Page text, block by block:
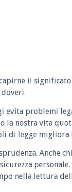
il
evita problemi
la nostra vita
di legge migliora
Anche
nella lettura